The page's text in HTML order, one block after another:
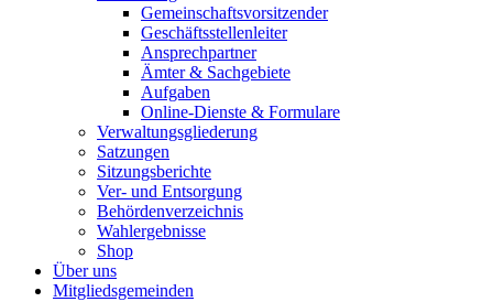
Gemeinschaftsvorsitzender
Geschäftsstellenleiter
Ansprechpartner
Ämter & Sachgebiete
Aufgaben
Online-Dienste & Formulare
Verwaltungsgliederung
Satzungen
Sitzungsberichte
Ver- und Entsorgung
Behördenverzeichnis
Wahlergebnisse
Shop
Über uns
Mitgliedsgemeinden